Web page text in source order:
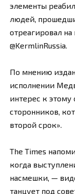
элементы
людей,
отреагировал
@KermlinRussia.
По мнению
исполнении
интерес к этому
сторонников,
второй срок».
The Times
когда
насмешки, —
танцует под